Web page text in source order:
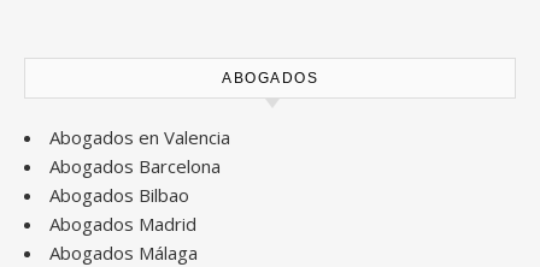
ABOGADOS
Abogados en Valencia
Abogados Barcelona
Abogados Bilbao
Abogados Madrid
Abogados Málaga